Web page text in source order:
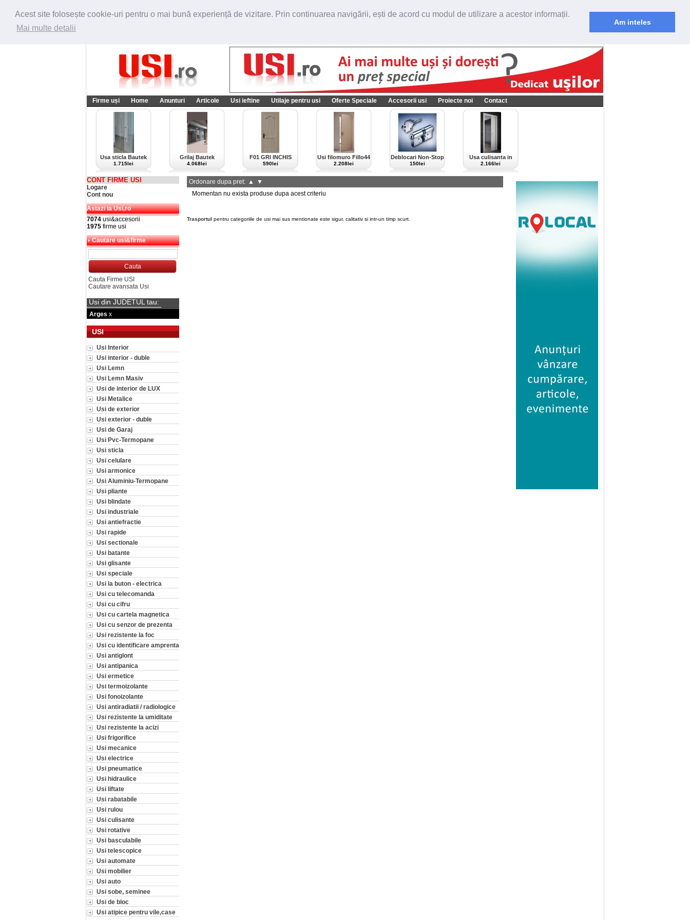
Acest site folosește cookie-uri pentru o mai bună experiență de vizitare. Prin continuarea navigării, ești de acord cu modul de utilizare a acestor informații.
Mai multe detalii
Am inteles
Firme uși Home Anunturi Articole Usi ieftine Utilaje pentru usi Oferte Speciale Accesorii usi Proiecte noi Contact
Usa sticla Bautek
1.715lei
Grilaj Bautek
4.068lei
F01 GRI INCHIS
590lei
Usi filomuro Fillo44
import Italia
2.208lei
Deblocari Non-Stop
150lei
Usa culisanta in
perete Scrigno,
culoare alba-bianco
2.166lei
CONT FIRME USI
Logare
Cont nou
Astazi la Usi.ro
7074 usi&accesorii
1975 firme usi
Cautare usi&firme
Cauta Firme USI
Cautare avansata Usi
Usi din JUDETUL tau:
Arges x
USI
Usi Interior
Usi interior - duble
Usi Lemn
Usi Lemn Masiv
Usi de interior de LUX
Usi Metalice
Usi de exterior
Usi exterior - duble
Usi de Garaj
Usi Pvc-Termopane
Usi sticla
Usi celulare
Usi armonice
Usi Aluminiu-Termopane
Usi pliante
Usi blindate
Usi industriale
Usi antiefractie
Usi rapide
Usi sectionale
Usi batante
Usi glisante
Usi speciale
Usi la buton - electrica
Usi cu telecomanda
Usi cu cifru
Usi cu cartela magnetica
Usi cu senzor de prezenta
Usi rezistente la foc
Usi cu identificare amprenta
Usi antiglont
Usi antipanica
Usi ermetice
Usi termoizolante
Usi fonoizolante
Usi antiradiatii / radiologice
Usi rezistente la umiditate
Usi rezistente la acizi
Usi frigorifice
Usi mecanice
Usi electrice
Usi pneumatice
Usi hidraulice
Usi liftate
Usi rabatabile
Usi rulou
Usi culisante
Usi rotative
Usi basculabile
Usi telescopice
Usi automate
Usi mobilier
Usi auto
Usi sobe, seminee
Usi de bloc
Usi atipice pentru vile,case
Ordonare dupa pret: ▲
▼
Momentan nu exista produse dupa acest criteriu
Trasportul pentru categoriile de usi mai sus mentionate este sigur, calitativ si intr-un timp scurt.